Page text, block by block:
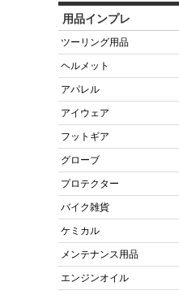
用品インプレ
ツーリング用品
ヘルメット
アパレル
アイウェア
フットギア
グローブ
プロテクター
バイク雑貨
ケミカル
メンテナンス用品
エンジンオイル